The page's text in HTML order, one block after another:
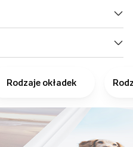
Rodzaje okładek